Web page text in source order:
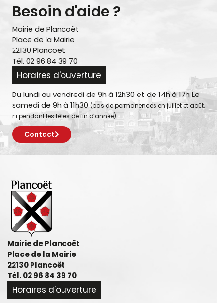
Besoin d'aide ?
Mairie de Plancoët
Place de la Mairie
22130 Plancoët
Tél. 02 96 84 39 70
Horaires d'ouverture
Du lundi au vendredi de 9h à 12h30 et de 14h à 17h Le
samedi de 9h à 11h30 (pas de permanences en juillet et août,
ni pendant les fêtes de fin d’année)
Contact
Mairie de Plancoët
Place de la Mairie
22130 Plancoët
Tél. 02 96 84 39 70
Horaires d'ouverture